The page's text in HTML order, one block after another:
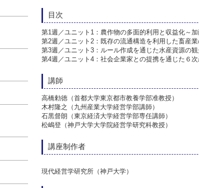
目次
第1週／ユニット1：農作物の多面的利用と収益化～
第2週／ユニット2：既存の流通構造を利用した畜産
第3週／ユニット3：ルール作成を通じた水産資源の
第4週／ユニット4：社会企業家との提携を通じた６
講師
高橋勅徳（首都大学東京都市教養学部准教授）
木村隆之（九州産業大学経営学部講師）
石黒督朗（東京経済大学経営学部専任講師）
松嶋登（神戸大学大学院経営学研究科教授）
講座制作者
現代経営学研究所（神戸大学）